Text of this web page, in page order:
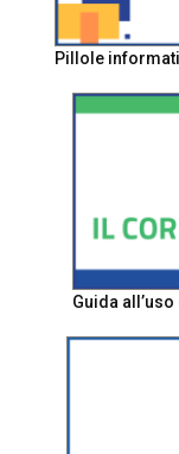
Pillole
Guida